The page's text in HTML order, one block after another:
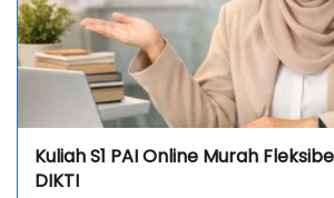
Kuliah S1 PAI Online Murah
DIKTI